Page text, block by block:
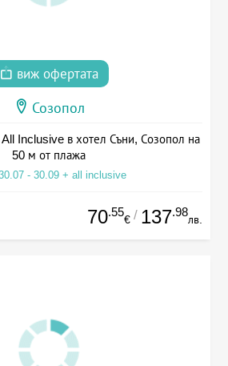
виж офертата
Созопол
Inclusive в хотел Съни, Созопол на
50 м от плажа
- 30.09 + all inclusive
70.55
€ / 137.98
лв.